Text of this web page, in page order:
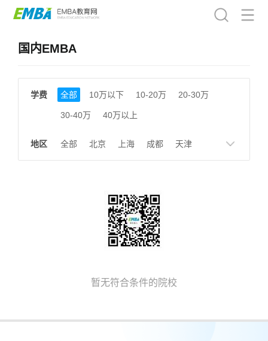
国内EMBA
学费 全部 10万以下 10-20万 20-30万
30-40万 40万以上
地区 全部 北京 上海 成都 天津
山东 安徽
广州
暂无符合条件的院校